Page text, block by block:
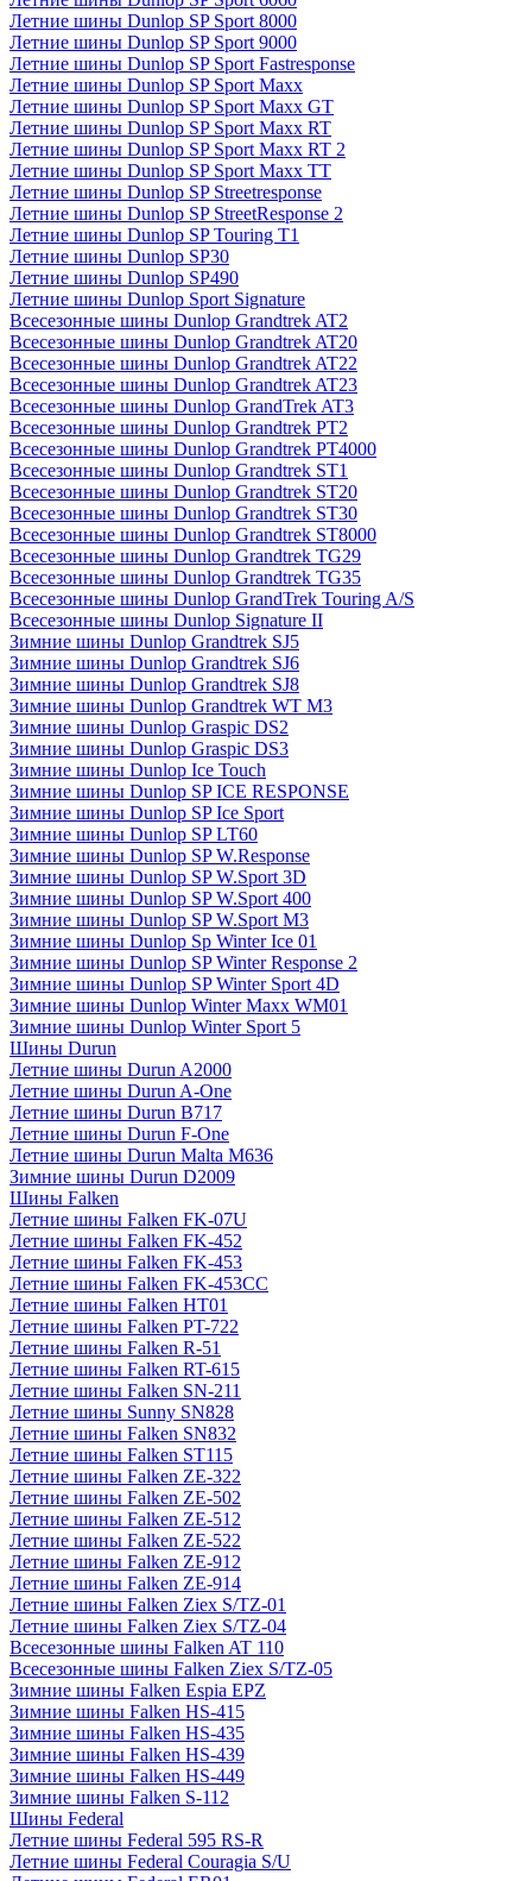
Летние шины Dunlop SP Sport 8000
Летние шины Dunlop SP Sport 9000
Летние шины Dunlop SP Sport Fastresponse
Летние шины Dunlop SP Sport Maxx
Летние шины Dunlop SP Sport Maxx GT
Летние шины Dunlop SP Sport Maxx RT
Летние шины Dunlop SP Sport Maxx RT 2
Летние шины Dunlop SP Sport Maxx TT
Летние шины Dunlop SP Streetresponse
Летние шины Dunlop SP StreetResponse 2
Летние шины Dunlop SP Touring T1
Летние шины Dunlop SP30
Летние шины Dunlop SP490
Летние шины Dunlop Sport Signature
Всесезонные шины Dunlop Grandtrek AT2
Всесезонные шины Dunlop Grandtrek AT20
Всесезонные шины Dunlop Grandtrek AT22
Всесезонные шины Dunlop Grandtrek AT23
Всесезонные шины Dunlop GrandTrek AT3
Всесезонные шины Dunlop Grandtrek PT2
Всесезонные шины Dunlop Grandtrek PT4000
Всесезонные шины Dunlop Grandtrek ST1
Всесезонные шины Dunlop Grandtrek ST20
Всесезонные шины Dunlop Grandtrek ST30
Всесезонные шины Dunlop Grandtrek ST8000
Всесезонные шины Dunlop Grandtrek TG29
Всесезонные шины Dunlop Grandtrek TG35
Всесезонные шины Dunlop GrandTrek Touring A/S
Всесезонные шины Dunlop Signature II
Зимние шины Dunlop Grandtrek SJ5
Зимние шины Dunlop Grandtrek SJ6
Зимние шины Dunlop Grandtrek SJ8
Зимние шины Dunlop Grandtrek WT M3
Зимние шины Dunlop Graspic DS2
Зимние шины Dunlop Graspic DS3
Зимние шины Dunlop Ice Touch
Зимние шины Dunlop SP ICE RESPONSE
Зимние шины Dunlop SP Ice Sport
Зимние шины Dunlop SP LT60
Зимние шины Dunlop SP W.Response
Зимние шины Dunlop SP W.Sport 3D
Зимние шины Dunlop SP W.Sport 400
Зимние шины Dunlop SP W.Sport M3
Зимние шины Dunlop Sp Winter Ice 01
Зимние шины Dunlop SP Winter Response 2
Зимние шины Dunlop SP Winter Sport 4D
Зимние шины Dunlop Winter Maxx WM01
Зимние шины Dunlop Winter Sport 5
Шины Durun
Летние шины Durun A2000
Летние шины Durun A-One
Летние шины Durun B717
Летние шины Durun F-One
Летние шины Durun Malta M636
Зимние шины Durun D2009
Шины Falken
Летние шины Falken FK-07U
Летние шины Falken FK-452
Летние шины Falken FK-453
Летние шины Falken FK-453CC
Летние шины Falken HT01
Летние шины Falken PT-722
Летние шины Falken R-51
Летние шины Falken RT-615
Летние шины Falken SN-211
Летние шины Sunny SN828
Летние шины Falken SN832
Летние шины Falken ST115
Летние шины Falken ZE-322
Летние шины Falken ZE-502
Летние шины Falken ZE-512
Летние шины Falken ZE-522
Летние шины Falken ZE-912
Летние шины Falken ZE-914
Летние шины Falken Ziex S/TZ-01
Летние шины Falken Ziex S/TZ-04
Всесезонные шины Falken AT 110
Всесезонные шины Falken Ziex S/TZ-05
Зимние шины Falken Espia EPZ
Зимние шины Falken HS-415
Зимние шины Falken HS-435
Зимние шины Falken HS-439
Зимние шины Falken HS-449
Зимние шины Falken S-112
Шины Federal
Летние шины Federal 595 RS-R
Летние шины Federal Couragia S/U